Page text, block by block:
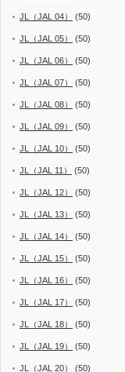
JL（JAL 04） (50)
JL（JAL 05） (50)
JL（JAL 06） (50)
JL（JAL 07） (50)
JL（JAL 08） (50)
JL（JAL 09） (50)
JL（JAL 10） (50)
JL（JAL 11） (50)
JL（JAL 12） (50)
JL（JAL 13） (50)
JL（JAL 14） (50)
JL（JAL 15） (50)
JL（JAL 16） (50)
JL（JAL 17） (50)
JL（JAL 18） (50)
JL（JAL 19） (50)
JL（JAL 20） (50)